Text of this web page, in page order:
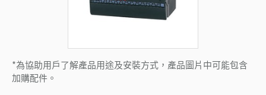
*為協助用戶了解產品用途及安裝方式，產品圖片中可能包含
加購配件。